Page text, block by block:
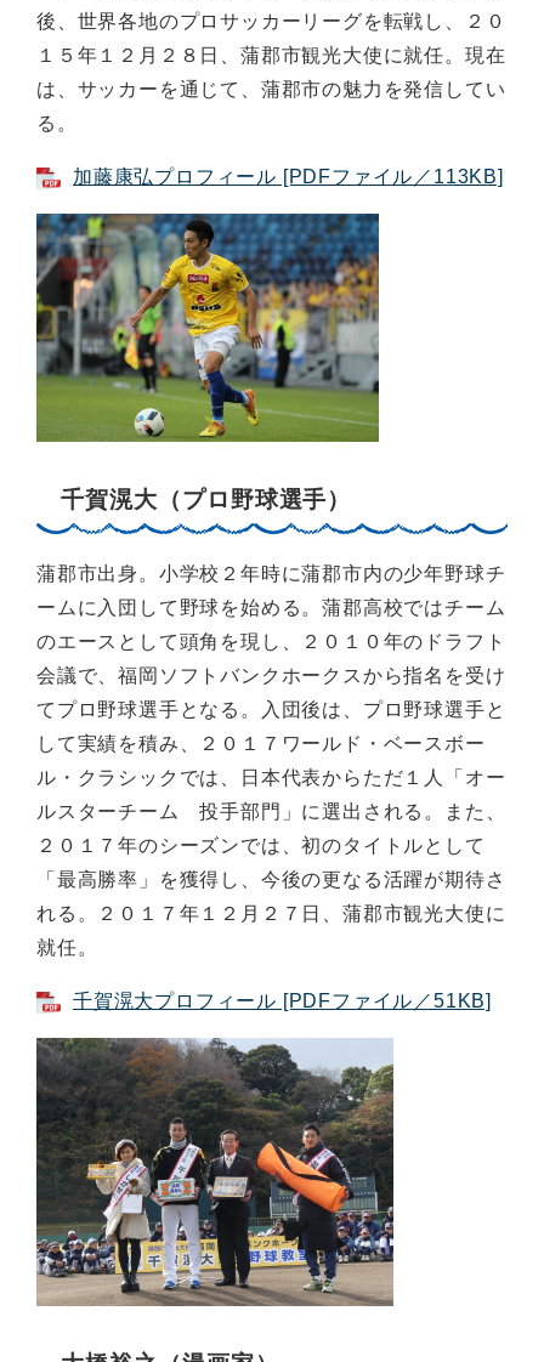
後、世界各地のプロサッカーリーグを転戦し、２０
１５年１２月２８日、蒲郡市観光大使に就任。現在
は、サッカーを通じて、蒲郡市の魅力を発信してい
る。
加藤康弘プロフィール [PDFファイル／113KB]
千賀滉大（プロ野球選手）
蒲郡市出身。小学校２年時に蒲郡市内の少年野球チ
ームに入団して野球を始める。蒲郡高校ではチーム
のエースとして頭角を現し、２０１０年のドラフト
会議で、福岡ソフトバンクホークスから指名を受け
てプロ野球選手となる。入団後は、プロ野球選手と
して実績を積み、２０１７ワールド・ベースボー
ル・クラシックでは、日本代表からただ１人「オー
ルスターチーム 投手部門」に選出される。また、
２０１７年のシーズンでは、初のタイトルとして
「最高勝率」を獲得し、今後の更なる活躍が期待さ
れる。２０１７年１２月２７日、蒲郡市観光大使に
就任。
千賀滉大プロフィール [PDFファイル／51KB]